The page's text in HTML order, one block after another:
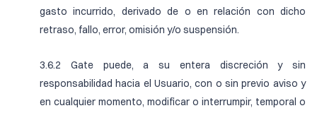
gasto incurrido, derivado de o en relación con dicho
retraso, fallo, error, omisión y/o suspensión.
3.6.2 Gate puede, a su entera discreción y sin
responsabilidad hacia el Usuario, con o sin previo aviso y
en cualquier momento, modificar o interrumpir, temporal o